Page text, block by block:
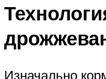
Изначально